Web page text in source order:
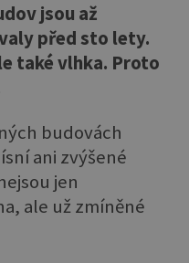
jsou až
před sto lety.
také vlhka. Proto
budovách
ani zvýšené
jen
ale už zmíněné